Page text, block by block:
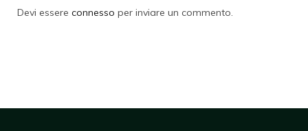
Devi essere connesso per inviare un commento.